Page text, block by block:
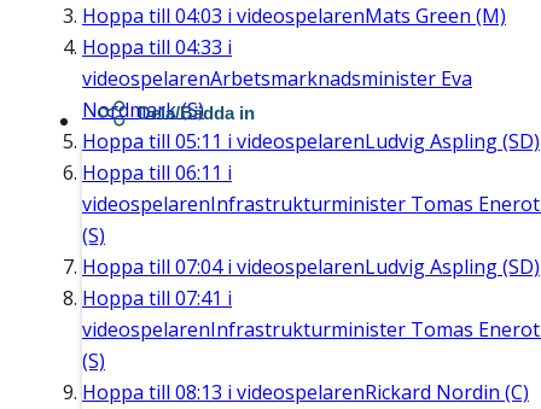
Hoppa till 04:03 i videospelarenMats Green (M)
Hoppa till 04:33 i
videospelarenArbetsmarknadsminister Eva
Nordmark (S)
Hoppa till 05:11 i videospelarenLudvig Aspling (SD)
Hoppa till 06:11 i
videospelarenInfrastrukturminister Tomas
(S)
Hoppa till 07:04i videospelarenLudvig Aspling (SD)
Hoppa till 07:41 i
videospelarenInfrastrukturminister Tomas
(S)
Hoppa till 08:13 i videospelarenRickard Nordin (C)
Dela/Bädda in